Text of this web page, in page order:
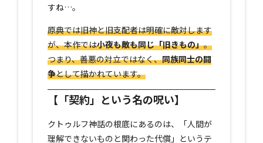
すね…。
原典では旧神と旧支配者は明確に敵対します
が、本作では小夜も敵も同じ「旧きもの」。
つまり、善悪の対立ではなく、同族同士の闘
争として描かれています。
【「契約」という名の呪い】
クトゥルフ神話の根底にあるのは、「人間が
理解できないものと関わった代償」というテ